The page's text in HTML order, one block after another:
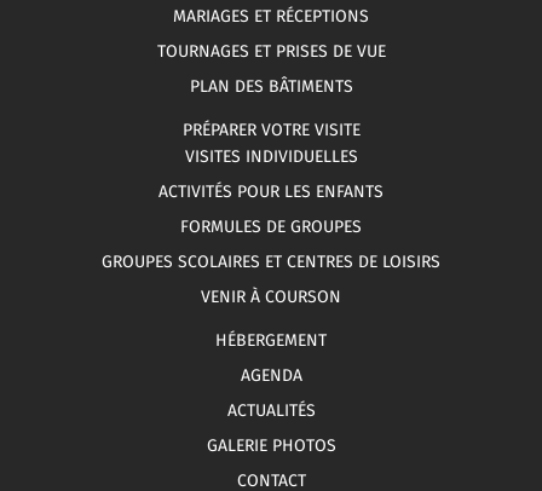
MARIAGES ET RÉCEPTIONS
TOURNAGES ET PRISES DE VUE
PLAN DES BÂTIMENTS
PRÉPARER VOTRE VISITE
VISITES INDIVIDUELLES
ACTIVITÉS POUR LES ENFANTS
FORMULES DE GROUPES
GROUPES SCOLAIRES ET CENTRES DE LOISIRS
VENIR À COURSON
HÉBERGEMENT
AGENDA
ACTUALITÉS
GALERIE PHOTOS
CONTACT